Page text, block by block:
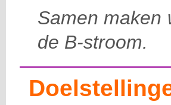
Samen maken
de B-stroom.